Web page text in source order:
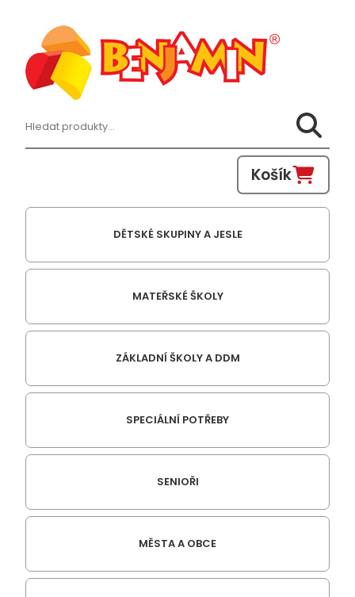
Hledat:
Košík
DĚTSKÉ SKUPINY A JESLE
MATEŘSKÉ ŠKOLY
ZÁKLADNÍ ŠKOLY A DDM
SPECIÁLNÍ POTŘEBY
SENIOŘI
MĚSTA A OBCE